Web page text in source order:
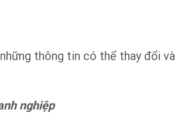
thông tin có thể thay đổi và
nghiệp